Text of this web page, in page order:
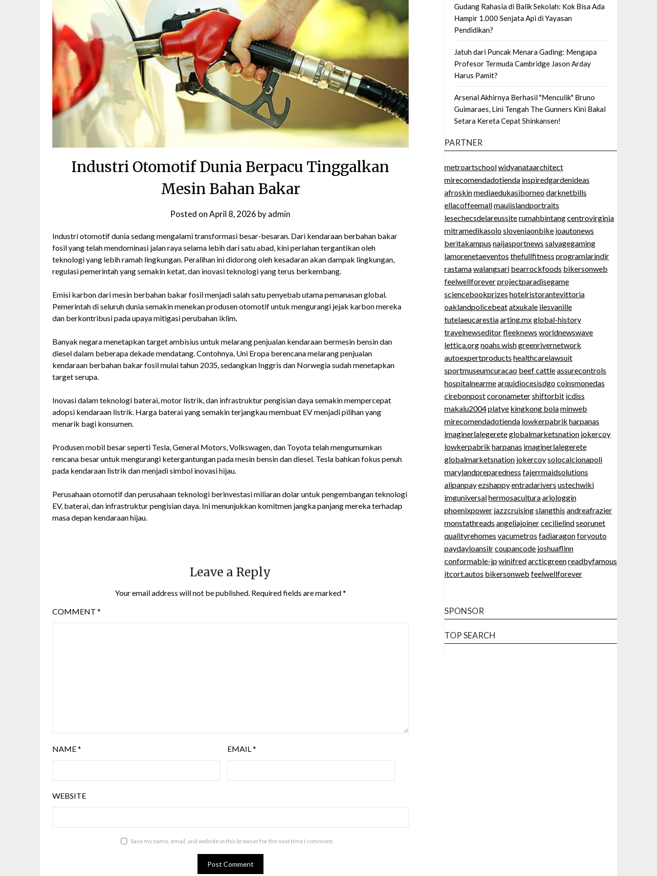
Industri Otomotif Dunia Berpacu Tinggalkan
Mesin Bahan Bakar
Posted onApril 8, 2026 byadmin
Industri otomotif dunia sedang mengalami transformasi besar-besaran. Dari kendaraan berbahan bakar
fosil yang telah mendominasi jalan raya selama lebih dari satu abad, kini perlahan tergantikan oleh
teknologi yang lebih ramah lingkungan. Peralihan ini didorong oleh kesadaran akan dampak lingkungan,
regulasi pemerintah yang semakin ketat, dan inovasi teknologi yang terus berkembang.
Emisi karbon dari mesin berbahan bakar fosil menjadi salah satu penyebab utama pemanasan global.
Pemerintah di seluruh dunia semakin menekan produsen otomotif untuk mengurangi jejak karbon mereka
dan berkontribusi pada upaya mitigasi perubahan iklim.
Banyak negara menetapkan target ambisius untuk melarang penjualan kendaraan bermesin bensin dan
diesel dalam beberapa dekade mendatang. Contohnya, Uni Eropa berencana melarang penjualan
kendaraan berbahan bakar fosil mulai tahun 2035, sedangkan Inggris dan Norwegia sudah menetapkan
target serupa.
Inovasi dalam teknologi baterai, motor listrik, dan infrastruktur pengisian daya semakin mempercepat
adopsi kendaraan listrik. Harga baterai yang semakin terjangkau membuat EV menjadi pilihan yang
menarik bagi konsumen.
Produsen mobil besar seperti Tesla, General Motors, Volkswagen, dan Toyota telah mengumumkan
rencana besar untuk mengurangi ketergantungan pada mesin bensin dan diesel. Tesla bahkan fokus penuh
pada kendaraan listrik dan menjadi simbol inovasi hijau.
Perusahaan otomotif dan perusahaan teknologi berinvestasi miliaran dolar untuk pengembangan teknologi
EV, baterai, dan infrastruktur pengisian daya. Ini menunjukkan komitmen jangka panjang mereka terhadap
masa depan kendaraan hijau.
Leave a Reply
Your email address will not be published. Required fields are marked*
COMMENT *
NAME* EMAIL*
WEBSITE
Save my name, email, and website in this browser for the next time I comment.
Gudang Rahasia di Balik Sekolah: Kok Bisa Ada
Hampir 1.000 Senjata Api di Yayasan
Pendidikan?
Jatuh dari Puncak Menara Gading: Mengapa
Profesor Termuda Cambridge Jason Arday
Harus Pamit?
Arsenal Akhirnya Berhasil "Menculik" Bruno
Guimaraes, Lini Tengah The Gunners Kini Bakal
Setara Kereta Cepat Shinkansen!
PARTNER
metroartschoolwidyanataarchitect
mirecomendadotienda inspiredgardenideas
afroskinmediaedukasiborneodarknetbills
ellacoffeemallmauiislandportraits
lesechecsdelareussiterumahbintangcentrovirginia
mitramedikasolosloveniaonbike ioautonews
beritakampus naijasportnews salvagegaming
lamorenetaeventos thefullfitness programlarindir
rastamawalangsari bearrockfoods bikersonweb
feelwellforeverprojectparadisegame
sciencebookprizes hotelristorantevittoria
oaklandpolicebeatatxukale ilesvanille
tutelaeucarestiaarting.mxglobal-history
travelnewseditorfleeknews worldnewswave
lettica.orgnoahs wishgreenrivernetwork
autoexpertproducts healthcarelawsuit
sportmuseumcuracao beef cattleassurecontrols
hospitalnearmearquidiocesisdgocoinsmonedas
cirebonpostcoronametershiftorbit icdiss
makalu2004platye kingkong bolaminweb
mirecomendadotienda lowkerpabrik harpanas
imaginerlalegereteglobalmarketsnation jokercoy
lowkerpabrik harpanas imaginerlalegerete
globalmarketsnation jokercoysolocalcionapoli
marylandpreparedness fajerrmaidsolutions
alipanpayezshappyentradarivers ustechwiki
imguniversalhermosaculturaarlologgin
phoenixpower jazzcruisingslangthis andreafrazier
monstathreads angeliajoinercecilielindseorunet
qualityrehomes vacumetros fadiaragonforyouto
paydayloansilrcoupancode joshuaflinn
conformable-jpwinifredarcticgreenreadbyfamous
itcort.autos bikersonweb feelwellforever
SPONSOR
TOP SEARCH